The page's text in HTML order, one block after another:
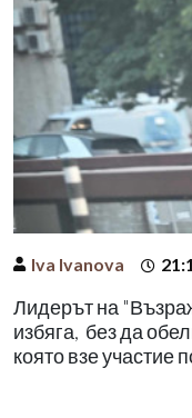
Iva Ivanova
Лидерът на
избяга, без да
която взе участие